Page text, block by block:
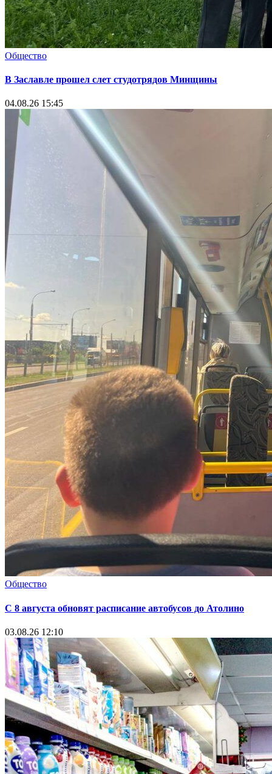
Общество
В Заславле прошел слет студотрядов Минщины
04.08.26 15:45
Общество
С 8 августа обновят расписание автобусов до Атолино
03.08.26 12:10